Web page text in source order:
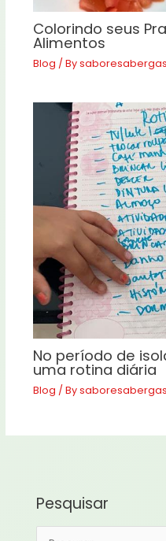
Colorindo seus
Alimentos
Blog / By
No período de
uma rotina diária
Blog / By
Pesquisar